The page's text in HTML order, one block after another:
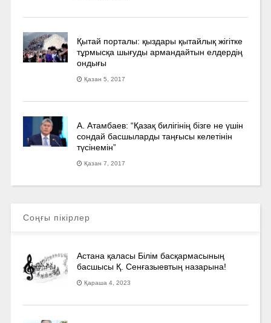
Қытай порталы: қыздары қытайлық жігітке
тұрмысқа шығуды армандайтын елдердің
ондығы
Қазан 5, 2017
А. Атамбаев: “Қазақ билігінің бізге не үшін
сондай басшыларды таңғысы келетінін
түсінемін”
Қазан 7, 2017
Соңғы пікірлер
Астана қаласы Білім басқармасының
басшысы Қ. Сенғазыевтың назарына!
Қараша 4, 2023